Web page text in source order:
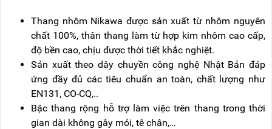
Thang nhôm Nikawa được sản xuất từ nhôm nguyên
chất 100%, thân thang làm từ hợp kim nhôm cao cấp,
độ bền cao, chịu được thời tiết khắc nghiệt.
Sản xuất theo dây chuyền công nghệ Nhật Bản đáp
ứng đầy đủ các tiêu chuẩn an toàn, chất lượng như
EN131, CO-CQ,..
Bậc thang rộng hỗ trợ làm việc trên thang trong thời
gian dài không gây mỏi, tê chân,…